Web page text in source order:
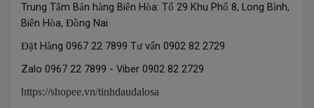
Trung Tâm Bán hàng Biên Hòa: Tổ 29 Khu Phố 8, Long Bình,
Biên Hòa, Đồng Nai
Đặt Hàng 0967 22 7899 Tư vấn 0902 82 2729
Zalo 0967 22 7899 - Viber 0902 82 2729
https://shopee.vn/tinhdaudalosa